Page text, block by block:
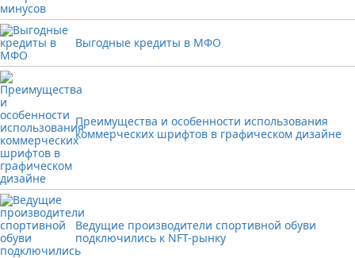
Выгодные кредиты в МФО
Преимущества и особенности использования
коммерческих шрифтов в графическом дизайне
Ведущие производители спортивной обуви
подключились к NFT-рынку